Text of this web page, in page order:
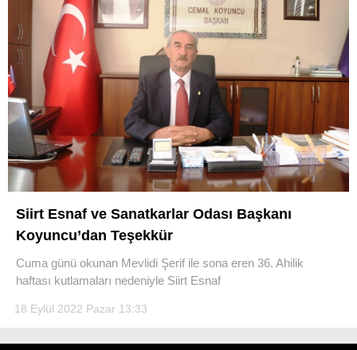
PERVARI
ŞIRVAN
TILLO
GÜNDEM
NÖBETÇI ECZANELER
Siirt Esnaf ve Sanatkarlar Odası Başkanı
Koyuncu’dan Teşekkür
Cuma günü okunan Mevlidi Şerif ile sona eren 36. Ahilik
haftası kutlamaları nedeniyle Siirt Esnaf
18 Eylül 2022 Pazar 13:33